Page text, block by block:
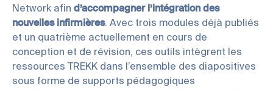
Network afin d’accompagner l’intégration des
nouvelles infirmières. Avec trois modules déjà publiés
et un quatrième actuellement en cours de
conception et de révision, ces outils intègrent les
ressources TREKK dans l’ensemble des diapositives
sous forme de supports pédagogiques